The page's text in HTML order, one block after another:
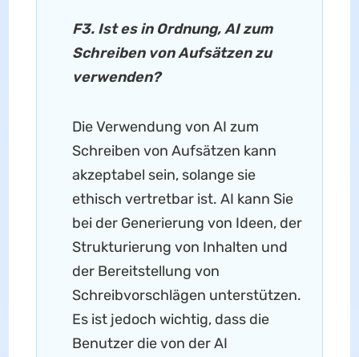
F3. Ist es in Ordnung, AI zum
Schreiben von Aufsätzen zu
verwenden?
Die Verwendung von AI zum
Schreiben von Aufsätzen kann
akzeptabel sein, solange sie
ethisch vertretbar ist. AI kann Sie
bei der Generierung von Ideen, der
Strukturierung von Inhalten und
der Bereitstellung von
Schreibvorschlägen unterstützen.
Es ist jedoch wichtig, dass die
Benutzer die von der AI